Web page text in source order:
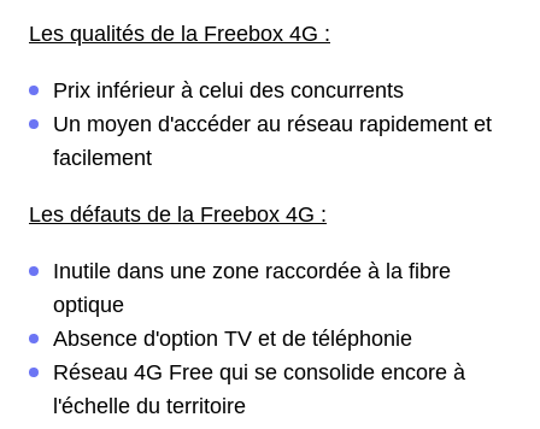
Les qualités de la Freebox 4G :
Prix inférieur à celui des concurrents
Un moyen d'accéder au réseau rapidement et
facilement
Les défauts de la Freebox 4G :
Inutile dans une zone raccordée à la fibre
optique
Absence d'option TV et de téléphonie
Réseau 4G Free qui se consolide encore à
l'échelle du territoire